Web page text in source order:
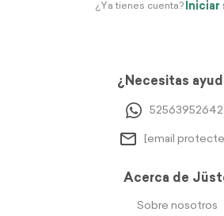
¿Ya tienes cuenta? Iniciar
¿Necesitas
[email
Acerca de
Sobre nosotros